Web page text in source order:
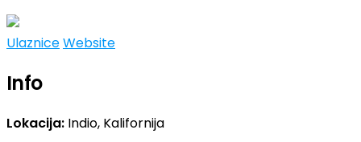
UlazniceWebsite
Info
Lokacija: Indio, Kalifornija